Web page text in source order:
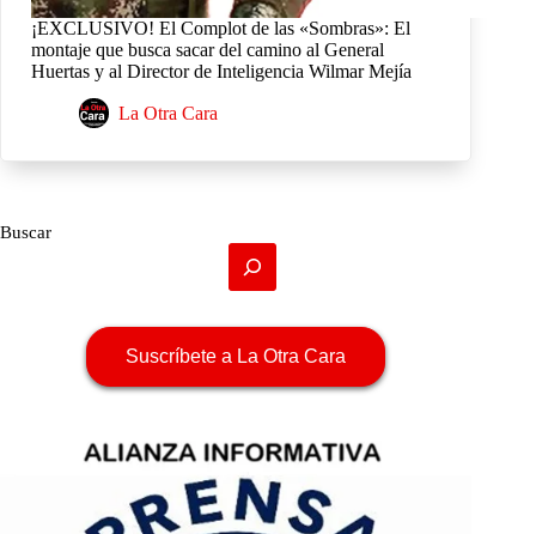
¡EXCLUSIVO! El Complot de las «Sombras»: El
montaje que busca sacar del camino al General
Huertas y al Director de Inteligencia Wilmar Mejía
La Otra Cara
Buscar
Suscríbete a La Otra Cara